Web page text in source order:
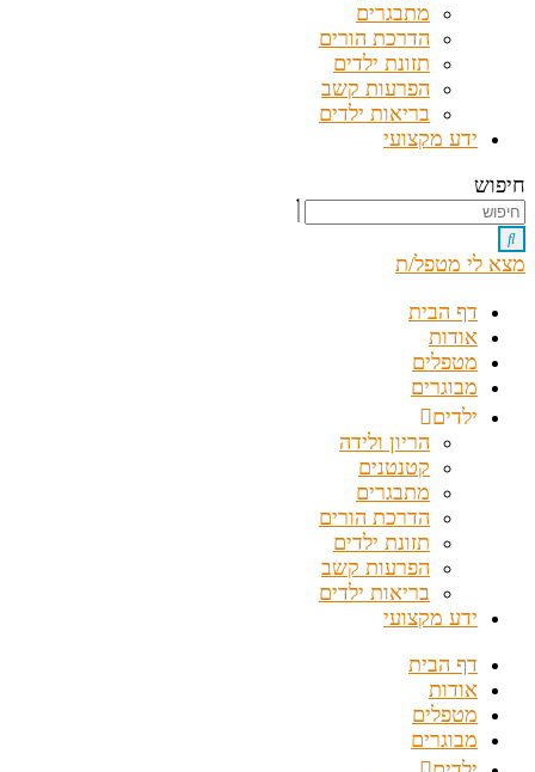
מתבגרים
הדרכת הורים
תזונת ילדים
הפרעות קשב
בריאות ילדים
ידע מקצועי
חיפוש
מצא לי מטפל/ת
דף הבית
אודות
מטפלים
מבוגרים
ילדים
הריון ולידה
קטנטנים
מתבגרים
הדרכת הורים
תזונת ילדים
הפרעות קשב
בריאות ילדים
ידע מקצועי
דף הבית
אודות
מטפלים
מבוגרים